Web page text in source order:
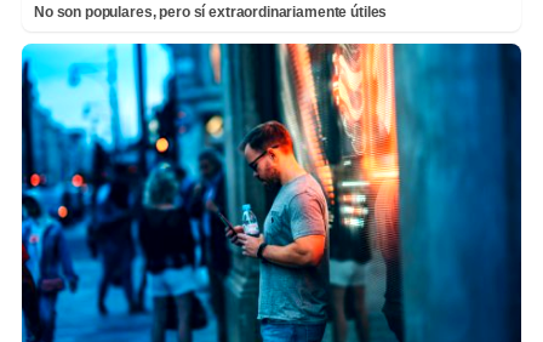
No son populares, pero sí extraordinariamente útiles